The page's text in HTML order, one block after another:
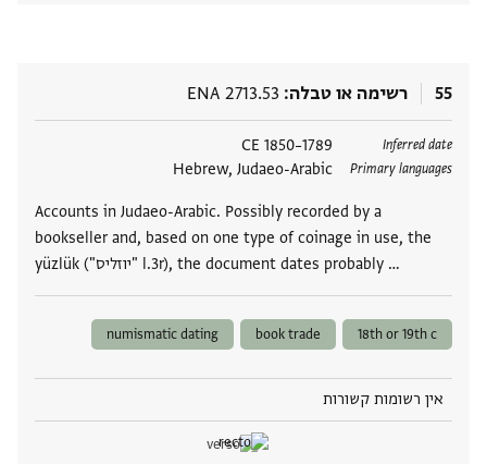
55 רשימה או טבלה ENA 2713.53
Inferred date
1789–1850 CE
Primary languages
Hebrew, Judaeo-Arabic
Accounts in Judaeo-Arabic. Possibly recorded by a
bookseller and, based on one type of coinage in use, the
yüzlük ("יוזליס" l.3r), the document dates probably …
תגים
18th or 19th c
book trade
numismatic dating
אין רשומות קשורות